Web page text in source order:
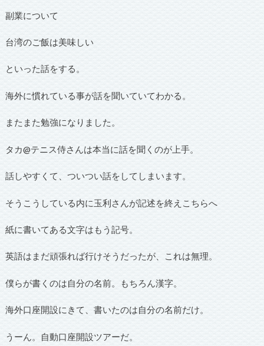
副業について
台湾のご飯は美味しい
といった話をする。
海外に慣れている事が話を聞いていてわかる。
またまた勉強になりました。
タカ@テニス侍さんは本当に話を聞くのが上手。
話しやすくて、ついつい話をしてしまいます。
そうこうしている内に玉利さんが記述を終えこちらへ
紙に書いてある文字はもう記号。
英語はまだ頑張れば行けそうだったが、これは無理。
僕らが書くのは自分の名前。もちろん漢字。
海外口座開設にきて、書いたのは自分の名前だけ。
うーん。自動口座開設ツアーだ。